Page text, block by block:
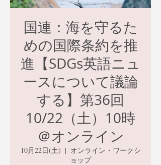
国連：海を守るた
めの国際条約を推
進【SDGs英語ニュ
ースについて議論
する】第36回
10/22（土）10時
＠オンライン
10月22日(土)
  |
オンライン・ワークシ
ョップ